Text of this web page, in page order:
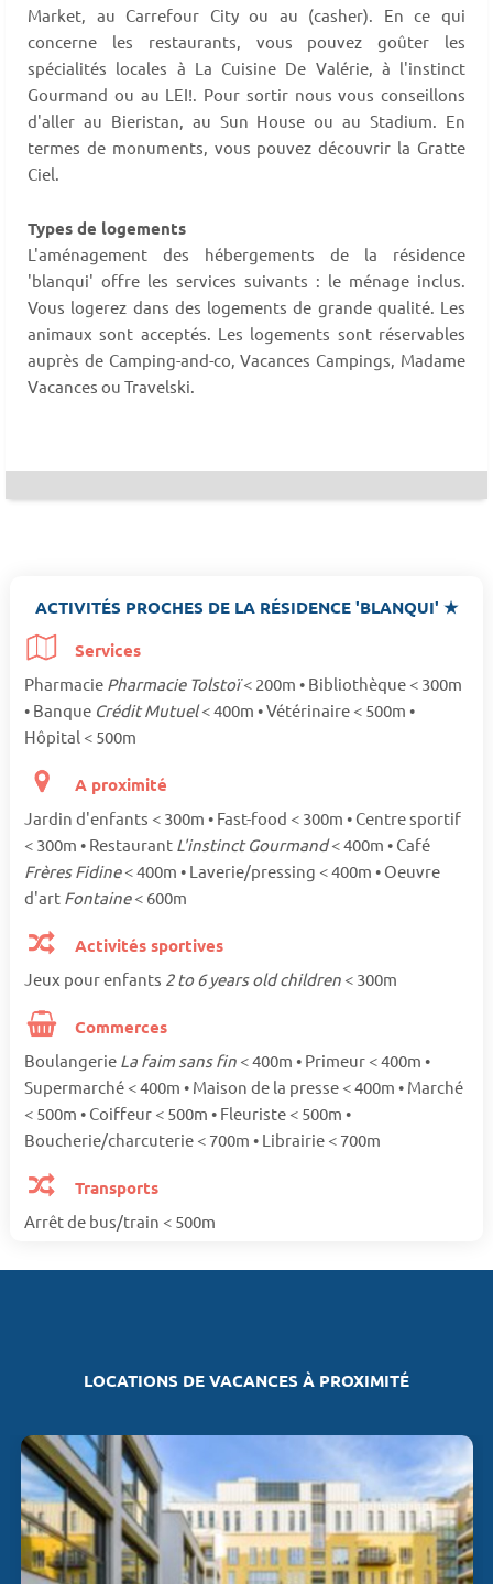
Market, au Carrefour City ou au (casher). En ce qui
concerne les restaurants, vous pouvez goûter les
spécialités locales à La Cuisine De Valérie, à l'instinct
Gourmand ou au LEI!. Pour sortir nous vous conseillons
d'aller au Bieristan, au Sun House ou au Stadium. En
termes de monuments, vous pouvez découvrir la Gratte
Ciel.
Types de logements
L'aménagement des hébergements de la résidence
'blanqui' offre les services suivants : le ménage inclus.
Vous logerez dans des logements de grande qualité. Les
animaux sont acceptés. Les logements sont réservables
auprès de Camping-and-co, Vacances Campings, Madame
Vacances ou Travelski.
ACTIVITÉS PROCHES DE LA RÉSIDENCE 'BLANQUI' ★
Services
Pharmacie Pharmacie Tolstoï< 200m • Bibliothèque < 300m
• Banque Crédit Mutuel< 400m • Vétérinaire < 500m •
Hôpital < 500m
A proximité
Jardin d'enfants < 300m • Fast-food < 300m • Centre sportif
< 300m • Restaurant L'instinct Gourmand< 400m • Café
Frères Fidine< 400m • Laverie/pressing < 400m • Oeuvre
d'art Fontaine< 600m
Activités sportives
Jeux pour enfants 2 to 6 years old children < 300m
Commerces
Boulangerie La faim sans fin < 400m • Primeur < 400m •
Supermarché < 400m • Maison de la presse < 400m • Marché
< 500m • Coiffeur < 500m • Fleuriste < 500m •
Boucherie/charcuterie < 700m • Librairie < 700m
Transports
Arrêt de bus/train < 500m
LOCATIONS DE VACANCES À PROXIMITÉ